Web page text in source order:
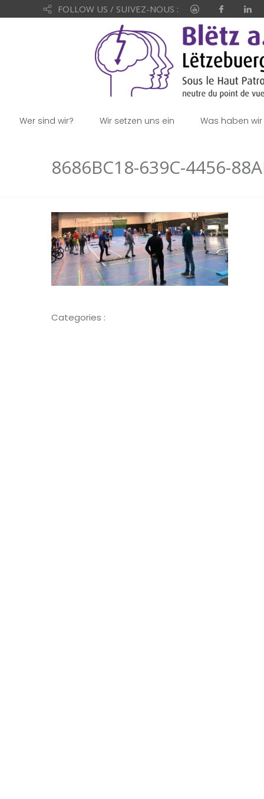
FOLLOW US / SUIVEZ-NOUS :
Wer sind wir? Wir setzen uns ein Was haben wir
8686BC18-639C-4456-
Categories :